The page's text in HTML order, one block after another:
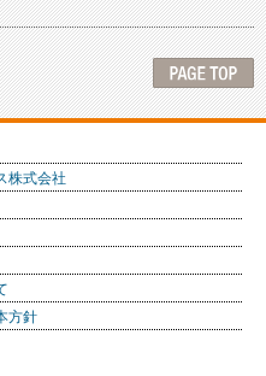
株式会社
方針